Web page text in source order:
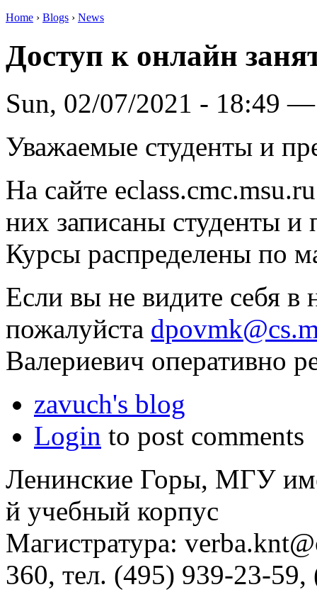
Home › Blogs › News
Доступ к онлайн
Sun, 02/07/2021 - 18:49
Уважаемые студенты и
На сайте
них записаны студенты и
Курсы распределены по
Если вы не видите себя
пожалуйста
Валериевич оперативно
zavuch's blog
Login to post comments
Ленинские Горы, МГУ
й учебный корпус
Магистратура:
360, тел. (495) 939-23-